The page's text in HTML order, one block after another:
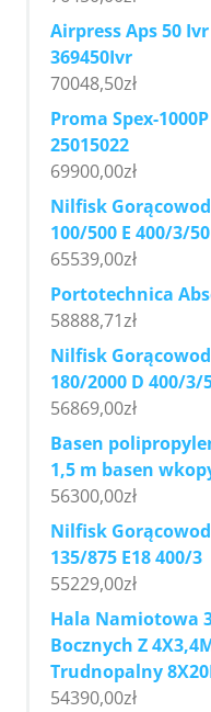
Airpress Aps 50
369450Ivr
70048,50zł
Proma Spex-
25015022
69900,00zł
Nilfisk
100/500 E 400/3/50
65539,00zł
Portotechnica
58888,71zł
Nilfisk
180/2000 D 400/3/
56869,00zł
Basen
1,5 m basen
56300,00zł
Nilfisk
135/875 E18 400/3
55229,00zł
Hala Namiotowa
Bocznych Z
Trudnopalny
54390,00zł